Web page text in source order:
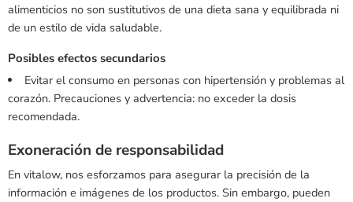
alimenticios no son sustitutivos de una dieta sana y equilibrada ni
de un estilo de vida saludable.
Posibles efectos secundarios
Evitar el consumo en personas con hipertensión y problemas al
corazón. Precauciones y advertencia: no exceder la dosis
recomendada.
Exoneración de responsabilidad
En vitalow, nos esforzamos para asegurar la precisión de la
información e imágenes de los productos. Sin embargo, pueden